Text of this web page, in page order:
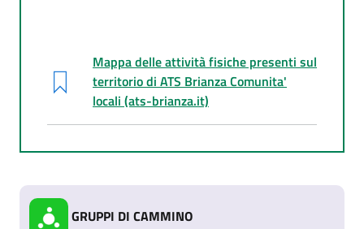
Mappa delle attività fisiche presenti sul
territorio di ATS Brianza Comunita'
locali (ats-brianza.it)
GRUPPI DI CAMMINO